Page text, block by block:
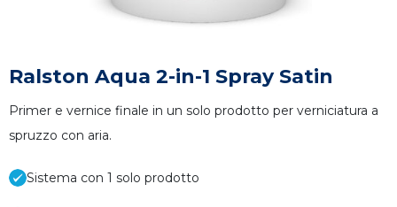
Ralston Aqua 2-in-1 Spray Satin
Primer e vernice finale in un solo prodotto per verniciatura a
spruzzo con aria.
Sistema con 1 solo prodotto